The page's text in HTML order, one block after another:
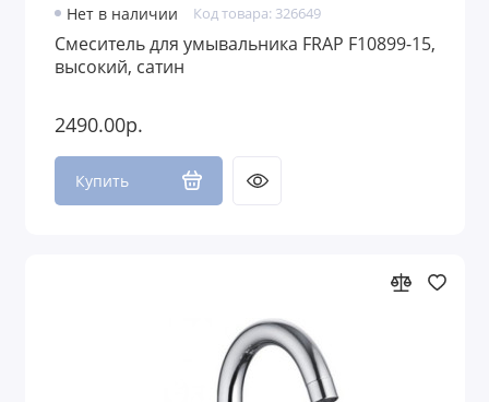
Нет в наличии Код товара: 326649
Смеситель для умывальника FRAP F10899-15,
высокий, сатин
2490.00р.
Купить